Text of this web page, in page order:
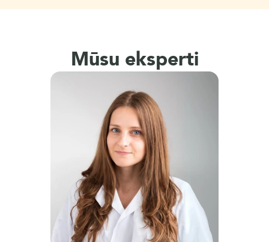
Mūsu eksperti